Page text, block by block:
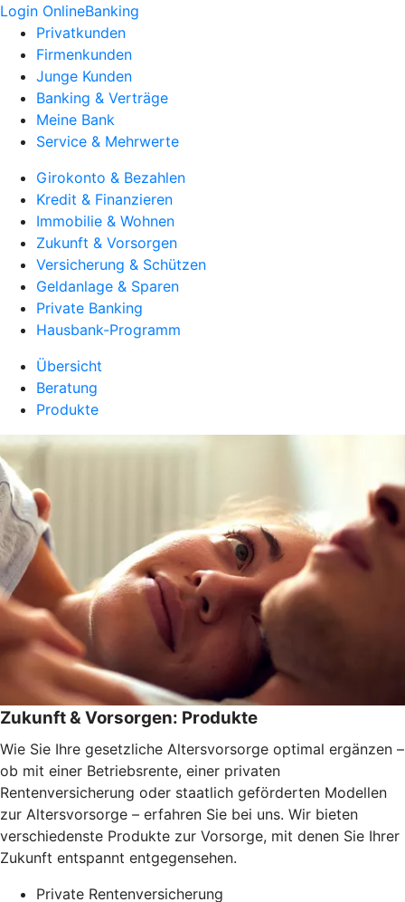
Login OnlineBanking
Privatkunden
Firmenkunden
Junge Kunden
Banking & Verträge
Meine Bank
Service & Mehrwerte
Girokonto & Bezahlen
Kredit & Finanzieren
Immobilie & Wohnen
Zukunft & Vorsorgen
Versicherung & Schützen
Geldanlage & Sparen
Private Banking
Hausbank-Programm
Übersicht
Beratung
Produkte
Zukunft & Vorsorgen: Produkte
Wie Sie Ihre gesetzliche Altersvorsorge optimal ergänzen –
ob mit einer Betriebsrente, einer privaten
Rentenversicherung oder staatlich geförderten Modellen
zur Altersvorsorge – erfahren Sie bei uns. Wir bieten
verschiedenste Produkte zur Vorsorge, mit denen Sie Ihrer
Zukunft entspannt entgegensehen.
Private Rentenversicherung